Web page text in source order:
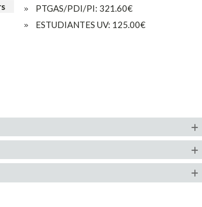
PTGAS/PDI/PI: 321.60€
ESTUDIANTES UV: 125.00€